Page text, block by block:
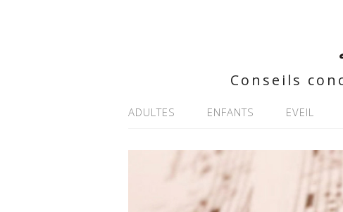
Conseils
ADULTES ENFANTS EVEIL